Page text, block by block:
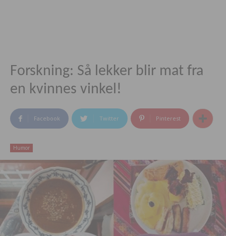
Forskning: Så lekker blir mat fra
en kvinnes vinkel!
Facebook Twitter Pinterest
Humor